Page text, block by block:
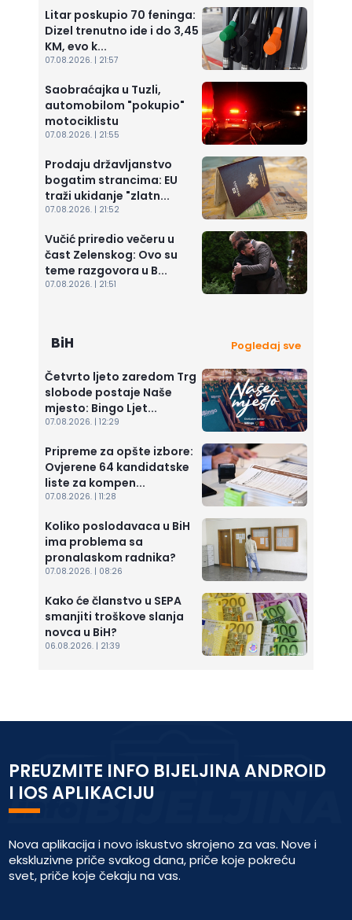
Litar poskupio 70 feninga:
Dizel trenutno ide i do 3,45
KM, evo k...
07.08.2026. | 21:57
Saobraćajka u Tuzli,
automobilom "pokupio"
motociklistu
07.08.2026. | 21:55
Prodaju državljanstvo
bogatim strancima: EU
traži ukidanje "zlatn...
07.08.2026. | 21:52
Vučić priredio večeru u
čast Zelenskog: Ovo su
teme razgovora u B...
07.08.2026. | 21:51
BiH Pogledaj sve
Četvrto ljeto zaredom Trg
slobode postaje Naše
mjesto: Bingo Ljet...
07.08.2026. | 12:29
Pripreme za opšte izbore:
Ovjerene 64 kandidatske
liste za kompen...
07.08.2026. | 11:28
Koliko poslodavaca u BiH
ima problema sa
pronalaskom radnika?
07.08.2026. | 08:26
Kako će članstvo u SEPA
smanjiti troškove slanja
novca u BiH?
06.08.2026. | 21:39
PREUZMITE INFO BIJELJINA ANDROID
I IOS APLIKACIJU
Nova aplikacija i novo iskustvo skrojeno za vas. Nove i
ekskluzivne priče svakog dana, priče koje pokreću
svet, priče koje čekaju na vas.